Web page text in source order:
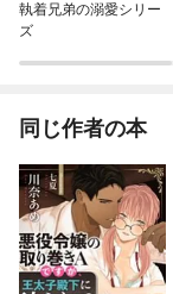
執着兄弟の溺愛シリー
ズ
同じ作者の本